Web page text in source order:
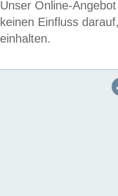
Unser Online-
keinen Einfluss
einhalten.